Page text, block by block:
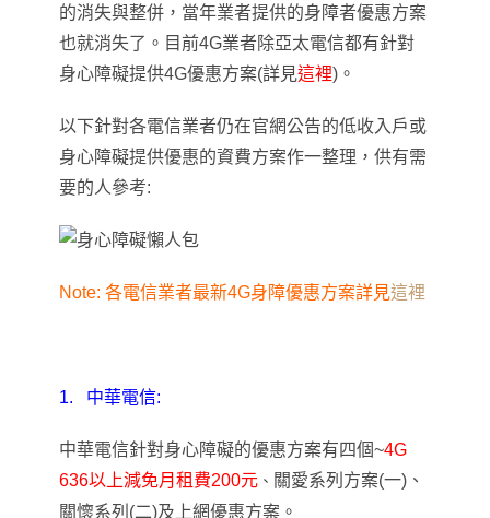
的消失與整併 ， 當年業者提供的身障者優惠方案
也就消失了 。 目前4G業者除亞太電信都有針對
身心障礙提供4G優惠方案(詳見這裡) 。
以下針對各電信業者仍在官網公告的低收入戶或
身心障礙提供優惠的資費方案作一整理 ，供有需
要的人參考:
Note: 各電信業者最新4G身障優惠方案詳見這裡
1. 中華電信:
中華電信針對身心障礙的優惠方案有四個~4G
636以上減免月租費200元 、 關愛系列方案(一) 、
關懷系列(二)及上網優惠方案 。